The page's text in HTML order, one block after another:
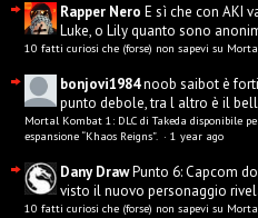
Rapper Nero E sì che con AKI
Luke, o Lily quanto sono
10 fatti curiosi che (forse) non sapevi su
bonjovi1984noob saibot è
punto debole, tra l altro è il
Mortal Kombat 1: DLC di Takeda disponibile
espansione “Khaos Reigns”. · 1 year ago
Dany DrawPunto 6: Capcom
visto il nuovo personaggio
10 fatti curiosi che (forse) non sapevi su